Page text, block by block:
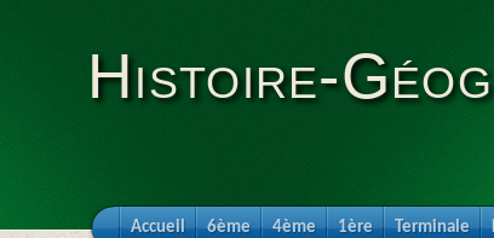
Histoire-
Accueil 6ème 4ème 1ère Terminale